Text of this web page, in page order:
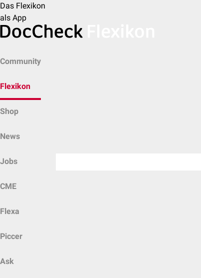
Das Flexikon
als App
Community
Flexikon
Shop
News
Jobs
CME
Flexa
Piccer
Ask